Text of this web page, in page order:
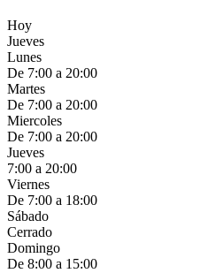
Hoy
Jueves
Lunes
De 7:00 a 20:00
Martes
De 7:00 a 20:00
Miercoles
De 7:00 a 20:00
Jueves
7:00 a 20:00
Viernes
De 7:00 a 18:00
Sábado
Cerrado
Domingo
De 8:00 a 15:00